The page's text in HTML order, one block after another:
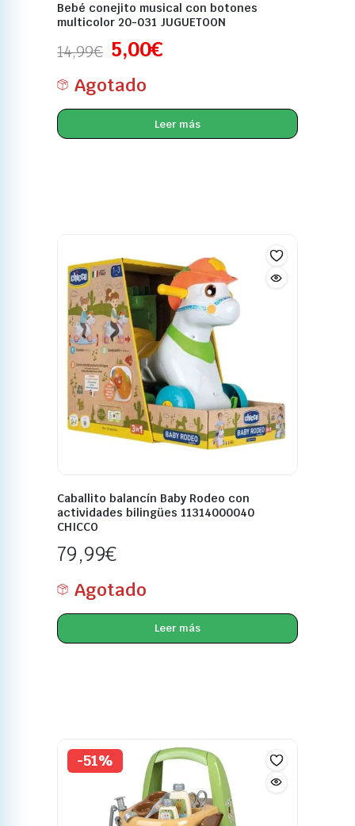
Bebé conejito musical con botones
multicolor 20-031 JUGUETOON
14,99€ 5,00€
Agotado
Leer más
Caballito balancín Baby Rodeo con
actividades bilingües 11314000040
CHICCO
79,99€
Agotado
Leer más
-51%